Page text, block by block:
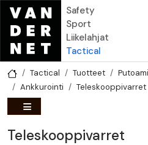
Hyppää pääsisältöön
Safety
Sport
Liikelahjat
Tactical
Tactical Tuotteet
Ankkurointi
Teleskooppivarret
Teleskooppivarret